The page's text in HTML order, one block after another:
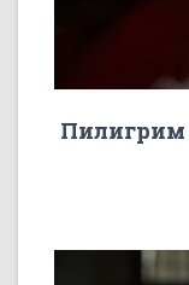
Пилигрим